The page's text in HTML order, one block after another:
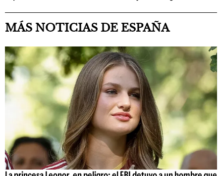
MÁS NOTICIAS DE ESPAÑA